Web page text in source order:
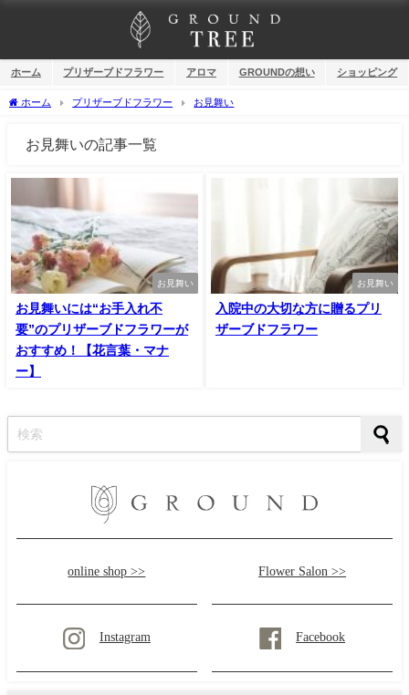
ホーム プリザーブドフラワー アロマ GROUNDの想い ショッピング
ホーム プリザーブドフラワー お見舞い
お見舞いの記事一覧
お見舞い
お見舞いには“お手入れ不
要”のプリザーブドフラワーが
おすすめ！【花言葉・マナ
ー】
お見舞い
入院中の大切な方に贈るプリ
ザーブドフラワー
online shop >> Flower Salon >>
Instagram Facebook